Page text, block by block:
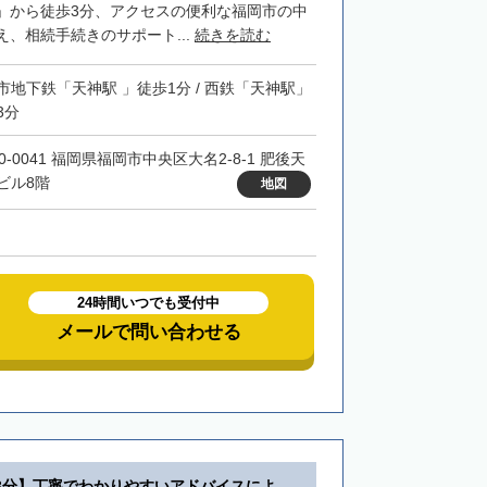
から徒歩3分、アクセスの便利な福岡市の中
、相続手続きのサポート... 続きを読む
地下鉄「天神駅 」徒歩1分 / 西鉄「天神駅」
分
0041 福岡県福岡市中央区大名2-8-1 肥後天
ル8階
地図
24時間いつでも受付中
メールで問い合わせる